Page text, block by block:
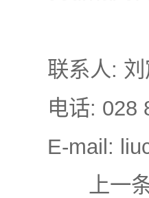
联系人:
电话: 028
E-mail:
上一